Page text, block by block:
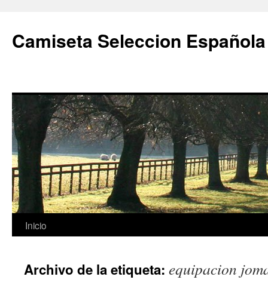
Camiseta Seleccion
Saltar
contenido
Inicio
Archivo de la etiqueta: equipacion